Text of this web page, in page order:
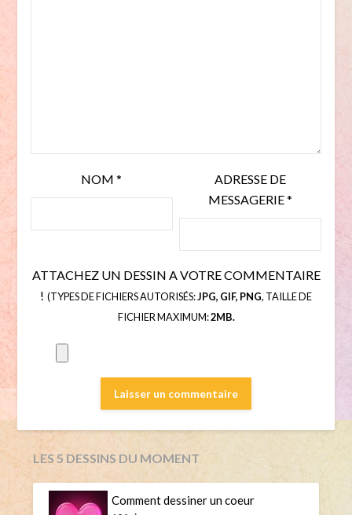
NOM*
ADRESSE DE
MESSAGERIE*
ATTACHEZ UN DESSIN A VOTRE COMMENTAIRE
! (TYPES DE FICHIERS AUTORISÉS:JPG, GIF, PNG, TAILLE DE
FICHIER MAXIMUM:2MB.
LES 5 DESSINS DU MOMENT
Comment dessiner un coeur